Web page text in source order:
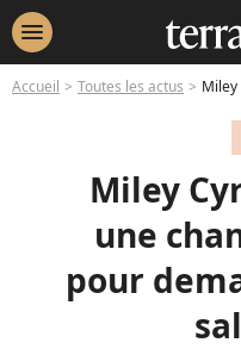
menu
Accueil Toutes les actus Miley
Miley
une
pour